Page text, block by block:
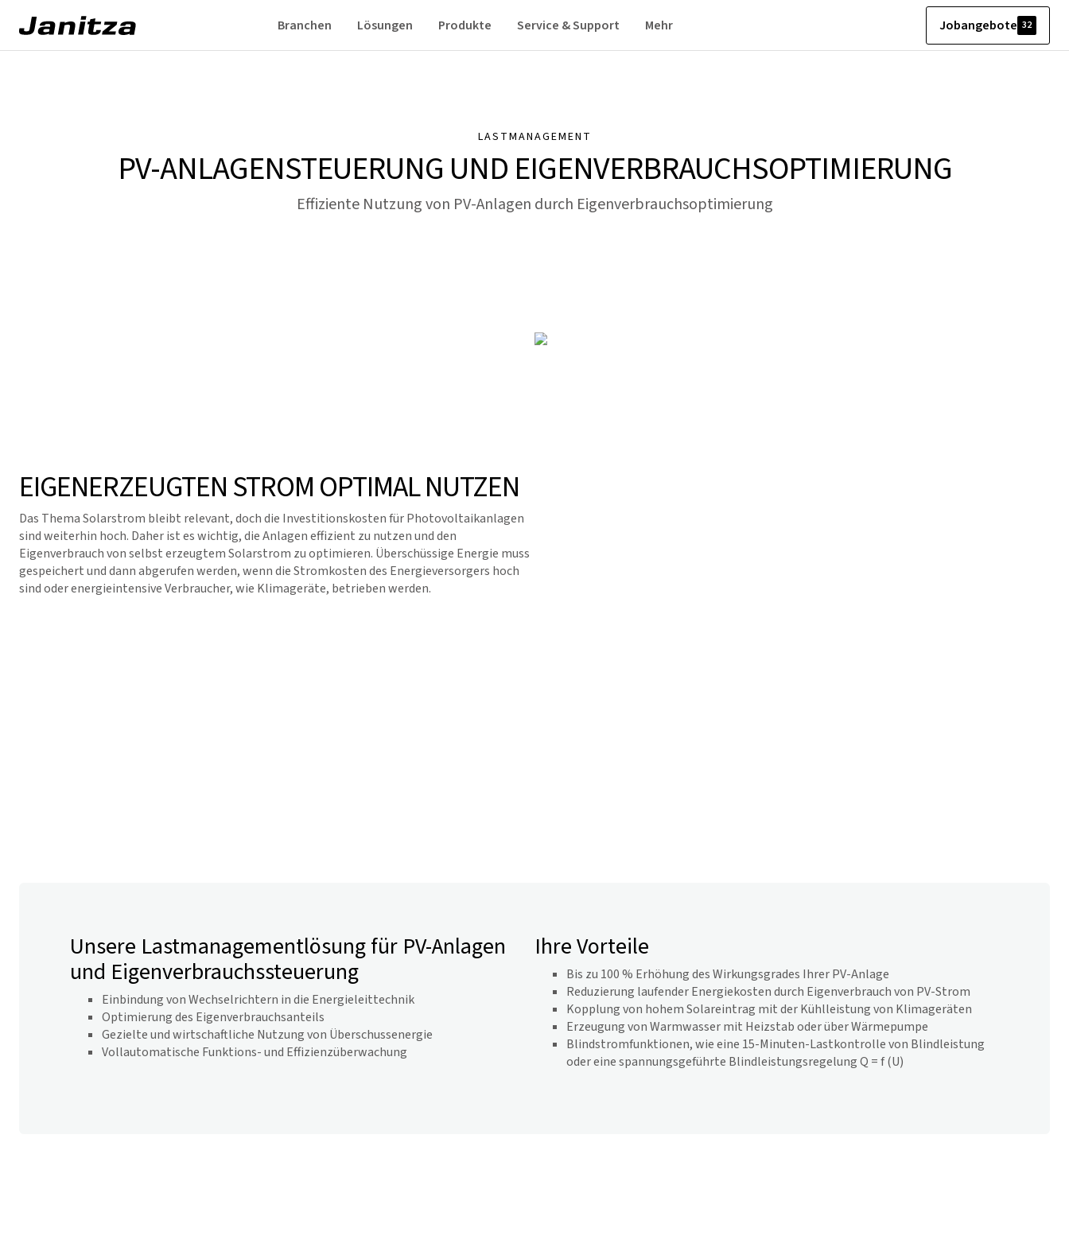
Branchen Lösungen Produkte Service & Support Mehr Jobangebote 32
LASTMANAGEMENT
PV-ANLAGENSTEUERUNG UND EIGENVERBRAUCHS­OPTIMIERUNG
Effiziente Nutzung von PV-Anlagen durch Eigenverbrauchsoptimierung
EIGENERZEUGTEN STROM OPTIMAL NUTZEN
Das Thema Solarstrom bleibt relevant, doch die Investitionskosten für Photovoltaikanlagen
sind weiterhin hoch. Daher ist es wichtig, die Anlagen effizient zu nutzen und den
Eigenverbrauch von selbst erzeugtem Solarstrom zu optimieren. Überschüssige Energie muss
gespeichert und dann abgerufen werden, wenn die Stromkosten des Energieversorgers hoch
sind oder energieintensive Verbraucher, wie Klimageräte, betrieben werden.
Unsere Lastmanagementlösung für PV-Anlagen
und Eigenverbrauchssteuerung
Einbindung von Wechselrichtern in die Energieleittechnik
Optimierung des Eigenverbrauchsanteils
Gezielte und wirtschaftliche Nutzung von Überschussenergie
Vollautomatische Funktions- und Effizienzüberwachung
Ihre Vorteile
Bis zu 100 % Erhöhung des Wirkungsgrades Ihrer PV-Anlage
Reduzierung laufender Energiekosten durch Eigenverbrauch von PV-Strom
Kopplung von hohem Solareintrag mit der Kühlleistung von Klimageräten
Erzeugung von Warmwasser mit Heizstab oder über Wärmepumpe
Blindstromfunktionen, wie eine 15-Minuten-Lastkontrolle von Blindleistung
oder eine spannungsgeführte Blindleistungsregelung Q = f (U)